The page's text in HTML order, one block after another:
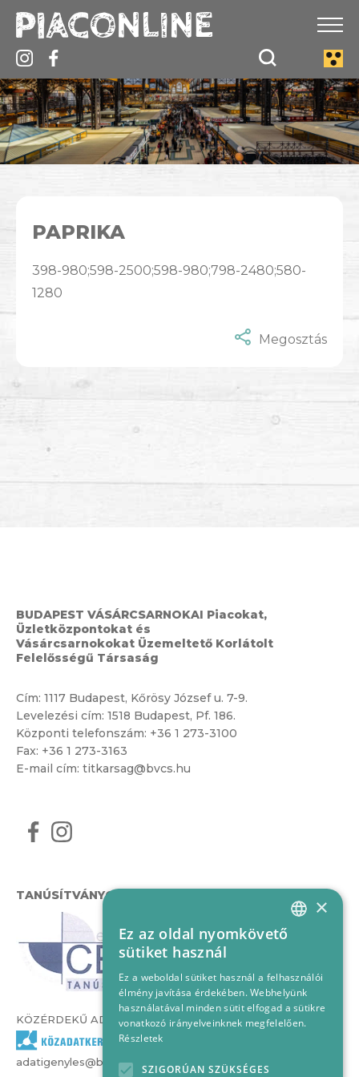
PAPRIKA
398-980;598-2500;598-980;798-2480;580-
1280
Megosztás
BUDAPEST VÁSÁRCSARNOKAI Piacokat,
Üzletközpontokat és
Vásárcsarnokokat Üzemeltető Korlátolt
Felelősségű Társaság
Cím: 1117 Budapest, Kőrösy József u. 7-9.
Levelezési cím: 1518 Budapest, Pf. 186.
Központi telefonszám: +36 1 273-3100
Fax: +36 1 273-3163
E-mail cím: titkarsag@bvcs.hu
TANÚSÍTVÁNYOK
KÖZÉRDEKŰ ADATOK
adatigenyles@bvcs.hu
HUNGARIAN
×
Ez az oldal nyomkövető
sütiket használ
Ez a weboldal sütiket használ a felhasználói
élmény javítása érdekében. Webhelyünk
használatával minden sütit elfogad a sütikre
vonatkozó irányelveinknek megfelelően.
Részletek
SZIGORÚAN SZÜKSÉGES